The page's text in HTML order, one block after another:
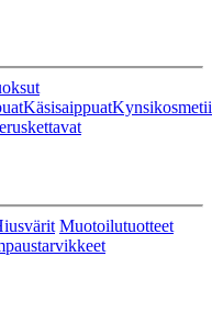
Käsisaippuat
Muotoilutuotteet